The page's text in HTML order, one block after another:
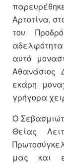
Αρτοτίνα,
του
αδελφότητα
αυτό
Αθανάσιος
εκάρη
γρήγορα
Ο
Θείας
μας και